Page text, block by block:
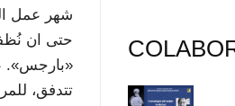
شهر عمل
حتى ان
«بارجس».